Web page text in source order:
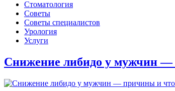
Стоматология
Советы
Советы специалистов
Урология
Услуги
Снижение либидо у мужчин